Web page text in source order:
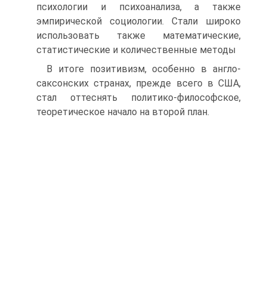
психологии и психоанализа, а также
эмпирической социологии. Стали широко
использовать также математические,
статистические и количественные методы
В итоге позитивизм, особенно в англо-
саксонских странах, прежде всего в США,
стал оттеснять политико-философское,
теоретическое начало на второй план.